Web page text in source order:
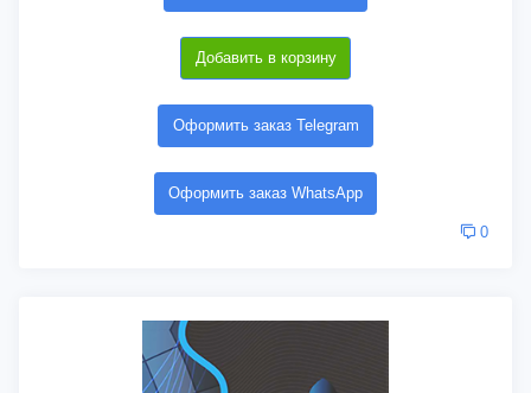
Добавить в корзину
Оформить заказ Telegram
Оформить заказ WhatsApp
0